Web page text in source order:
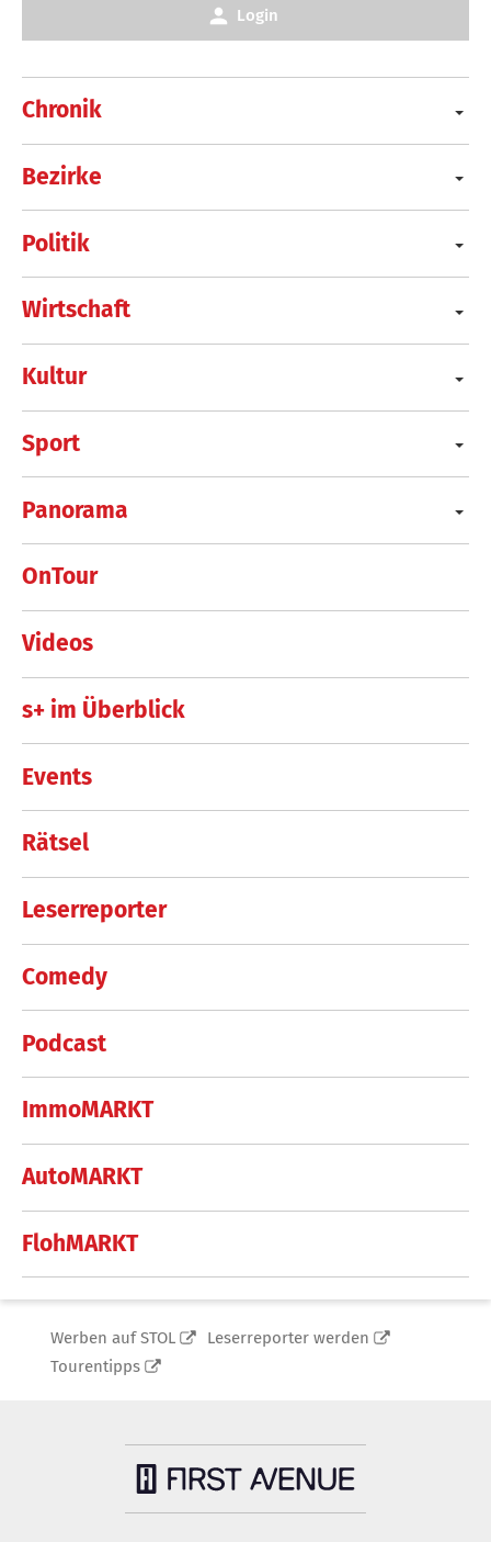
Chronik
Bezirke
Politik
Wirtschaft
Kultur
Sport
Panorama
OnTour
Videos
s+ im Überblick
Events
Rätsel
Leserreporter
Comedy
Podcast
ImmoMARKT
AutoMARKT
FlohMARKT
Login
Werben auf STOL
Leserreporter werden
Tourentipps